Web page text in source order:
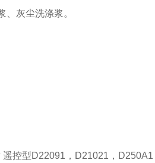
灰尘洗涤浆。
控型D22091，D21021，D250A1